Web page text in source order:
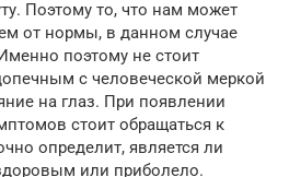
Поэтому то, что нам может
от нормы, в данном случае
поэтому не стоит
с человеческой меркой
на глаз. При появлении
стоит обращаться к
определит, является ли
или приболело.